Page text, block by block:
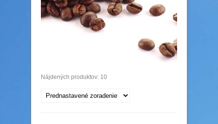
Nájdených produktov: 10